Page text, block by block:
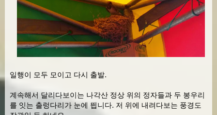
일행이 모두 모이고 다시 출발.
계속해서 달리다보이는 나각산 정상 위의 정자들과 두 봉우리
를 잇는 출렁다리가 눈에 띕니다. 저 위에 내려다보는 풍경도